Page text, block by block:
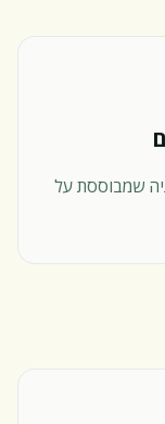
שמבוססת על